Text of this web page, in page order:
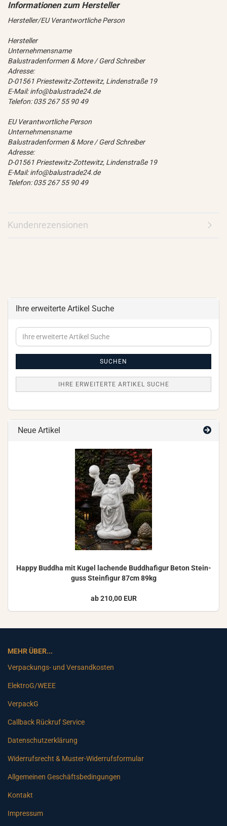
Hersteller/EU Verantwortliche Person
Hersteller
Unternehmensname
Balustradenformen & More / Gerd Schreiber
Adresse:
D-01561 Priestewitz-Zottewitz, Lindenstraße 19
E-Mail: info@balustrade24.de
Telefon: 035 267 55 90 49
EU Verantwortliche Person
Unternehmensname
Balustradenformen & More / Gerd Schreiber
Adresse:
D-01561 Priestewitz-Zottewitz, Lindenstraße 19
E-Mail: info@balustrade24.de
Telefon: 035 267 55 90 49
Kundenrezensionen
Ihre erweiterte Artikel Suche
Ihre
erweiterte
SUCHEN
IHRE ERWEITERTE ARTIKEL SUCHE
Neue Artikel
Happy Bud­dha mit Kugel la­chen­de Bud­dha­fi­gur Beton Stein­
guss Stein­fi­gur 87cm 89kg
ab 210,00 EUR
MEHR ÜBER...
Verpackungs- und Versandkosten
ElektroG/WEEE
VerpackG
Callback Rückruf Service
Datenschutzerklärung
Widerrufsrecht & Muster-Widerrufsformular
Allgemeinen Geschäftsbedingungen
Kontakt
Impressum